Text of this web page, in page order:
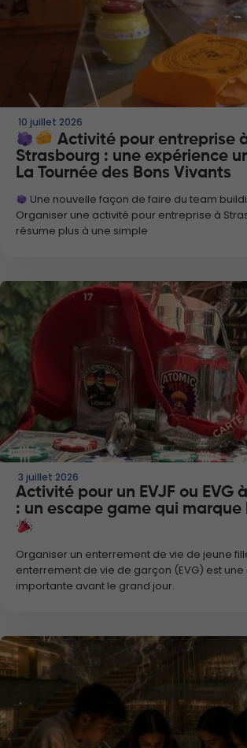
10 juillet 2026
Activité pour entreprise
Strasbourg : une expérience
La Tournée des Bons Vivants
Une nouvelle façon de faire du team
Organiser une activité pour entreprise à
résume plus à une simple
3 juillet 2026
Activité pour un EVJF ou EVG
: un escape game qui marque
Organiser un enterrement de vie de jeune
enterrement de vie de garçon (EVG) est
importante avant le grand jour.